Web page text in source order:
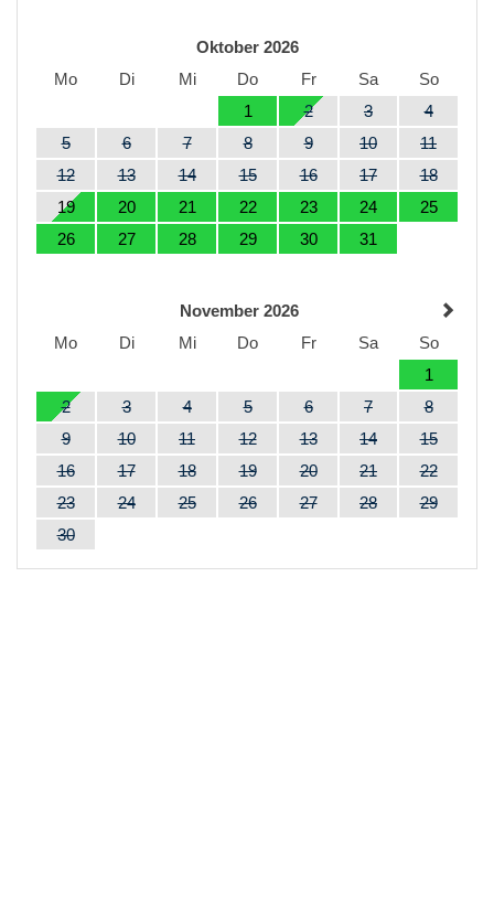
Oktober 2026
Mo
Di Mi Do Fr Sa
So
1
2 3
4
5
6 7 8 9 10
11
12
13 14 15 16 17
18
19
20 21 22 23 24
25
26
27 28 29 30 31
November 2026
Mo
Di Mi Do Fr Sa
So
1
2
3 4 5 6 7
8
9
10 11 12 13 14
15
16
17 18 19 20 21
22
23
24 25 26 27 28
29
30